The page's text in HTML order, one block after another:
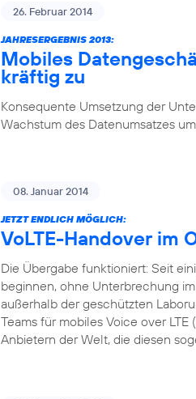
26. Februar 2014
JAHRESERGEBNIS 2013:
Mobiles
kräftig zu
Konsequente Umsetzung der
Wachstum des Datenumsatzes
08. Januar 2014
JETZT ENDLICH MÖGLICH:
VoLTE-Handover im
Die Übergabe funktioniert: Seit
beginnen, ohne Unterbrechung
außerhalb der geschützten
Teams für mobiles Voice over
Anbietern der Welt, die diesen